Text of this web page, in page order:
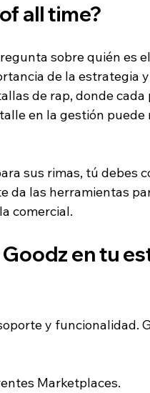
all time?
sobre quién es
de la estrategia
de rap, donde
en la gestión
sus rimas, tú debes
da las herramientas
comercial.
en tu
y funcionalidad.
Marketplaces.